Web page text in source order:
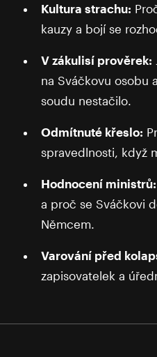
Kultura strachu:
kauzy a bojí se
V zákulisí prověrek:
na Sváčkovu osobu
soudu nestačilo.
Odmítnuté křeslo:
spravedlnosti, když
Hodnocení ministrů:
a proč se Sváčkovi
Němcem.
Varování před
zapisovatelek a